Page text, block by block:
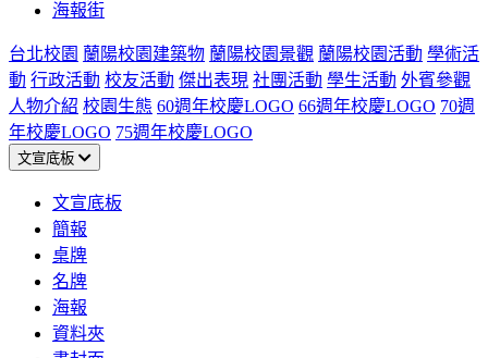
海報街
台北校園 蘭陽校園建築物 蘭陽校園景觀 蘭陽校園活動 學術活
動 行政活動 校友活動 傑出表現 社團活動 學生活動 外賓參觀
人物介紹 校園生態 60週年校慶LOGO 66週年校慶LOGO 70週
年校慶LOGO 75週年校慶LOGO
文宣底板
文宣底板
簡報
桌牌
名牌
海報
資料夾